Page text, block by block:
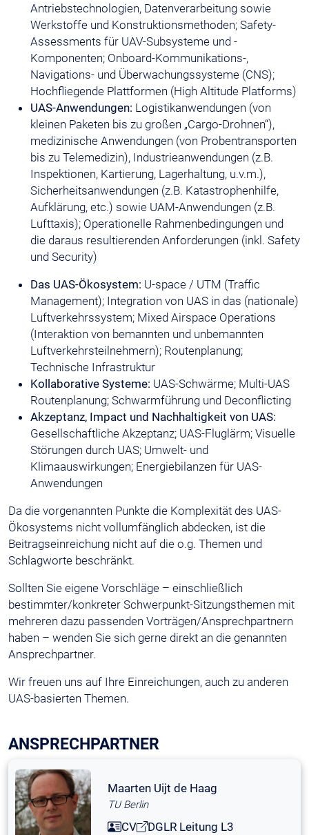
Antriebstechnologien, Datenverarbeitung sowie
Werkstoffe und Konstruktionsmethoden; Safety-
Assessments für UAV-Subsysteme und -
Komponenten; Onboard-Kommunikations-,
Navigations- und Überwachungssysteme (CNS);
Hochfliegende Plattformen (High Altitude Platforms)
UAS-Anwendungen: Logistikanwendungen (von
kleinen Paketen bis zu großen „Cargo-Drohnen“),
medizinische Anwendungen (von Probentransporten
bis zu Telemedizin), Industrieanwendungen (z.B.
Inspektionen, Kartierung, Lagerhaltung, u.v.m.),
Sicherheitsanwendungen (z.B. Katastrophenhilfe,
Aufklärung, etc.) sowie UAM-Anwendungen (z.B.
Lufttaxis); Operationelle Rahmenbedingungen und
die daraus resultierenden Anforderungen (inkl. Safety
und Security)
Das UAS-Ökosystem: U-space / UTM (Traffic
Management); Integration von UAS in das (nationale)
Luftverkehrssystem; Mixed Airspace Operations
(Interaktion von bemannten und unbemannten
Luftverkehrsteilnehmern); Routenplanung;
Technische Infrastruktur
Kollaborative Systeme: UAS-Schwärme; Multi-UAS
Routenplanung; Schwarmführung und Deconflicting
Akzeptanz, Impact und Nachhaltigkeit von UAS:
Gesellschaftliche Akzeptanz; UAS-Fluglärm; Visuelle
Störungen durch UAS; Umwelt- und
Klimaauswirkungen; Energiebilanzen für UAS-
Anwendungen
Da die vorgenannten Punkte die Komplexität des UAS-
Ökosystems nicht vollumfänglich abdecken, ist die
Beitragseinreichung nicht auf die o.g. Themen und
Schlagworte beschränkt.
Sollten Sie eigene Vorschläge – einschließlich
bestimmter/konkreter Schwerpunkt-Sitzungsthemen mit
mehreren dazu passenden Vorträgen/Ansprechpartnern
haben – wenden Sie sich gerne direkt an die genannten
Ansprechpartner.
Wir freuen uns auf Ihre Einreichungen, auch zu anderen
UAS-basierten Themen.
ANSPRECHPARTNER
Maarten Uijt de Haag
TU Berlin
CV DGLR Leitung L3